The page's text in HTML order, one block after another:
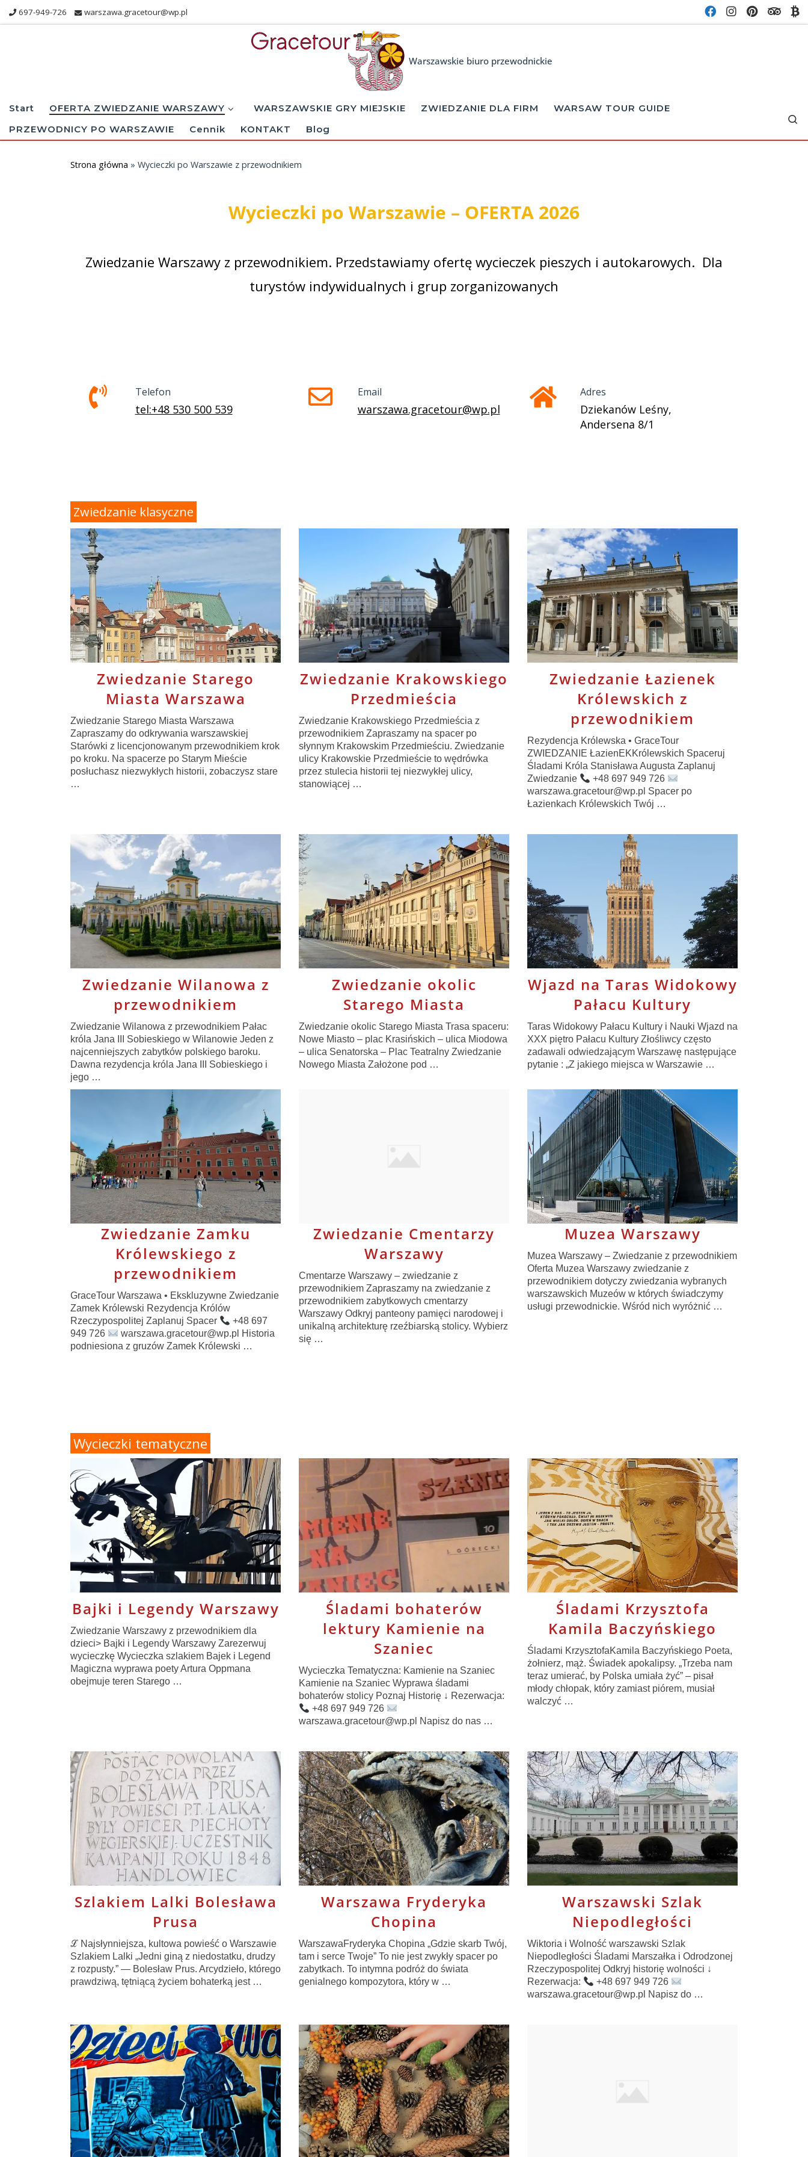
Skip to content
697-949-726 warszawa.gracetour@wp.pl
Warszawskie biuro przewodnickie
Start OFERTA ZWIEDZANIE WARSZAWY WARSZAWSKIE GRY MIEJSKIE ZWIEDZANIE DLA FIRM
WARSAW TOUR GUIDE
PRZEWODNICY PO WARSZAWIE
Cennik KONTAKT Blog
Strona główna » Wycieczki po Warszawie z przewodnikiem
Wycieczki po Warszawie – OFERTA 2026
Zwiedzanie Warszawy z przewodnikiem. Przedstawiamy ofertę wycieczek pieszych i autokarowych. Dla
turystów indywidualnych i grup zorganizowanych
Telefon
tel:+48 530 500 539
Email
warszawa.gracetour@wp.pl
Adres
Dziekanów Leśny,
Andersena 8/1
Zwiedzanie klasyczne
Zwiedzanie Starego
Miasta Warszawa
Zwiedzanie Starego Miasta Warszawa
Zapraszamy do odkrywania warszawskiej
Starówki z licencjonowanym przewodnikiem krok
po kroku. Na spacerze po Starym Mieście
posłuchasz niezwykłych historii, zobaczysz stare
…
Zwiedzanie Krakowskiego
Przedmieścia
Zwiedzanie Krakowskiego Przedmieścia z
przewodnikiem Zapraszamy na spacer po
słynnym Krakowskim Przedmieściu. Zwiedzanie
ulicy Krakowskie Przedmieście to wędrówka
przez stulecia historii tej niezwykłej ulicy,
stanowiącej …
Zwiedzanie Łazienek
Królewskich z
przewodnikiem
Rezydencja Królewska • GraceTour
ZWIEDZANIE ŁazienEKKrólewskich Spaceruj
Śladami Króla Stanisława Augusta Zaplanuj
Zwiedzanie
+48 697 949 726
warszawa.gracetour@wp.pl Spacer po
Łazienkach Królewskich Twój …
Zwiedzanie Wilanowa z
przewodnikiem
Zwiedzanie Wilanowa z przewodnikiem Pałac
króla Jana III Sobieskiego w Wilanowie Jeden z
najcenniejszych zabytków polskiego baroku.
Dawna rezydencja króla Jana III Sobieskiego i
jego …
Zwiedzanie okolic
Starego Miasta
Zwiedzanie okolic Starego Miasta Trasa spaceru:
Nowe Miasto – plac Krasińskich – ulica Miodowa
– ulica Senatorska – Plac Teatralny Zwiedzanie
Nowego Miasta Założone pod …
Wjazd na Taras Widokowy
Pałacu Kultury
Taras Widokowy Pałacu Kultury i Nauki Wjazd na
XXX piętro Pałacu Kultury Złośliwcy często
zadawali odwiedzającym Warszawę następujące
pytanie : „Z jakiego miejsca w Warszawie …
Zwiedzanie Zamku
Królewskiego z
przewodnikiem
GraceTour Warszawa • Ekskluzywne Zwiedzanie
Zamek Królewski Rezydencja Królów
Rzeczypospolitej Zaplanuj Spacer
+48 697
949 726
warszawa.gracetour@wp.pl Historia
podniesiona z gruzów Zamek Królewski …
Zwiedzanie Cmentarzy
Warszawy
Cmentarze Warszawy – zwiedzanie z
przewodnikiem Zapraszamy na zwiedzanie z
przewodnikiem zabytkowych cmentarzy
Warszawy Odkryj panteony pamięci narodowej i
unikalną architekturę rzeźbiarską stolicy. Wybierz
się …
Muzea Warszawy
Muzea Warszawy – Zwiedzanie z przewodnikiem
Oferta Muzea Warszawy zwiedzanie z
przewodnikiem dotyczy zwiedzania wybranych
warszawskich Muzeów w których świadczymy
usługi przewodnickie. Wśród nich wyróżnić …
Wycieczki tematyczne
Bajki i Legendy Warszawy
Zwiedzanie Warszawy z przewodnikiem dla
dzieci> Bajki i Legendy Warszawy Zarezerwuj
wycieczkę Wycieczka szlakiem Bajek i Legend
Magiczna wyprawa poety Artura Oppmana
obejmuje teren Starego …
Śladami bohaterów
lektury Kamienie na
Szaniec
Wycieczka Tematyczna: Kamienie na Szaniec
Kamienie na Szaniec Wyprawa śladami
bohaterów stolicy Poznaj Historię ↓ Rezerwacja:
+48 697 949 726
warszawa.gracetour@wp.pl Napisz do nas …
Śladami Krzysztofa
Kamila Baczyńskiego
Śladami KrzysztofaKamila Baczyńskiego Poeta,
żołnierz, mąż. Świadek apokalipsy. „Trzeba nam
teraz umierać, by Polska umiała żyć” – pisał
młody chłopak, który zamiast piórem, musiał
walczyć …
Szlakiem Lalki Bolesława
Prusa
ℒ Najsłynniejsza, kultowa powieść o Warszawie
Szlakiem Lalki „Jedni giną z niedostatku, drudzy
z rozpusty.” — Bolesław Prus. Arcydzieło, którego
prawdziwą, tętniącą życiem bohaterką jest …
Warszawa Fryderyka
Chopina
WarszawaFryderyka Chopina „Gdzie skarb Twój,
tam i serce Twoje” To nie jest zwykły spacer po
zabytkach. To intymna podróż do świata
genialnego kompozytora, który w …
Warszawski Szlak
Niepodległości
Wiktoria i Wolność warszawski Szlak
Niepodległości Śladami Marszałka i Odrodzonej
Rzeczypospolitej Odkryj historię wolności ↓
Rezerwacja:
+48 697 949 726
warszawa.gracetour@wp.pl Napisz do …